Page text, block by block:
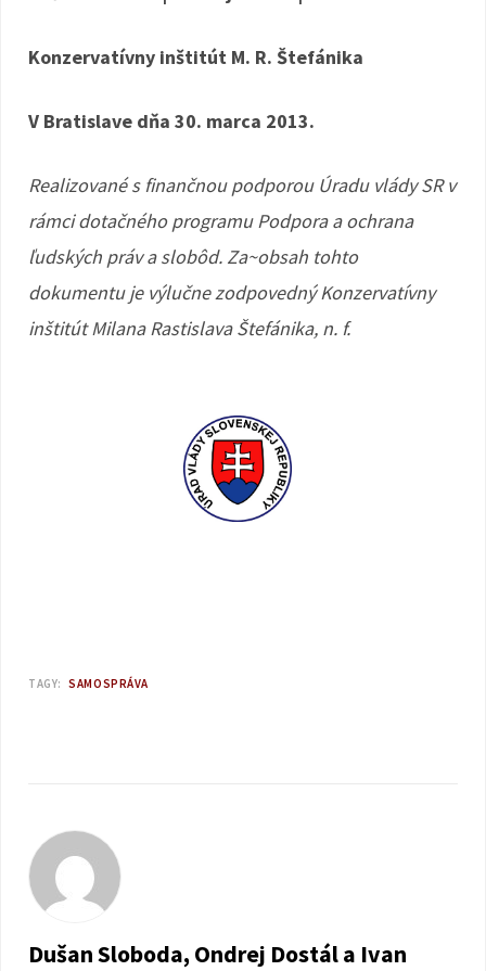
Konzervatívny inštitút M. R. Štefánika
V Bratislave dňa 30. marca 2013.
Realizované s finančnou podporou Úradu vlády SR v
rámci dotačného programu Podpora a ochrana
ľudských práv a slobôd. Za~obsah tohto
dokumentu je výlučne zodpovedný Konzervatívny
inštitút Milana Rastislava Štefánika, n. f.
TAGY: SAMOSPRÁVA
Dušan Sloboda, Ondrej Dostál a Ivan